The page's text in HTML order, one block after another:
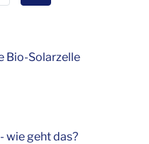
Bio-Solarzelle
wie geht das?